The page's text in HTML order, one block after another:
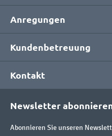
Anregungen
Kundenbetreuung
Kontakt
Newsletter
Abonnieren Sie unseren